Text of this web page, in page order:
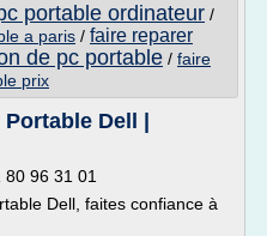
portable ordinateur /
a paris / faire reparer
de pc portable / faire
prix
Dell |
96 31 01
Dell, faites confiance à